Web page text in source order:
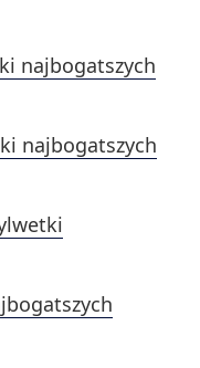
najbogatszych
najbogatszych